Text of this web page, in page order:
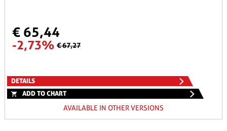
€ 65,44
-2,73% € 67,27
DETAILS
ADD TO CHART
AVAILABLE IN OTHER VERSIONS